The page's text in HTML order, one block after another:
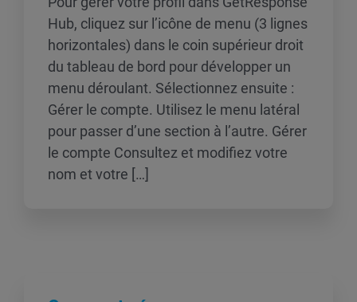
Hub, cliquez sur l’icône de menu (3 lignes
horizontales) dans le coin supérieur droit
du tableau de bord pour développer un
menu déroulant. Sélectionnez ensuite :
Gérer le compte. Utilisez le menu latéral
pour passer d’une section à l’autre. Gérer
le compte Consultez et modifiez votre
nom et votre […]